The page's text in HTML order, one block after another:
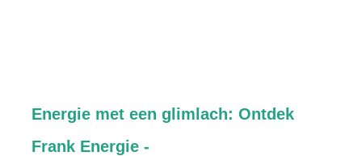
Energie met een glimlach: Ontdek
Frank Energie -